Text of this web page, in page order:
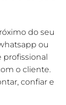
do seu
ou
o cliente.
confiar e